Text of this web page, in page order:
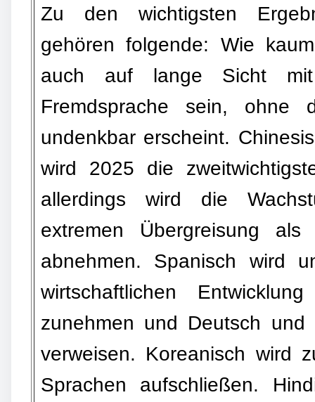
Zu den wichtigsten
gehören folgende: Wie
auch auf lange Sicht
Fremdsprache sein, ohne
undenkbar erscheint.
wird 2025 die
allerdings wird die
extremen Übergreisung
abnehmen. Spanisch wird
wirtschaftlichen
zunehmen und Deutsch
verweisen. Koreanisch wird
Sprachen aufschließen.